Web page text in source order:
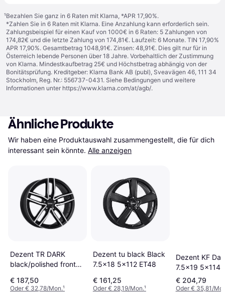
¹Bezahlen Sie ganz in 6 Raten mit Klarna, *APR 17,90%.
*Zahlen Sie in 6 Raten mit Klarna. Eine Anzahlung kann erforderlich sein.
Zahlungsbeispiel für einen Kauf von 1000€ in 6 Raten: 5 Zahlungen von
174,82€ und die letzte Zahlung von 174,81€. Laufzeit: 6 Monate. TIN 17,90%
APR 17,90%. Gesamtbetrag 1048,91€. Zinsen: 48,91€. Dies gilt nur für in
Österreich lebende Personen über 18 Jahre. Vorbehaltlich der Zustimmung
von Klarna. Mindestkaufbetrag 25€ und Höchstbetrag abhängig von der
Bonitätsprüfung. Kreditgeber: Klarna Bank AB (publ), Sveavägen 46, 111 34
Stockholm, Reg. Nr.: 556737-0431. Siehe Bedingungen und weitere
Informationen unter https://www.klarna.com/at/agb/.
Ähnliche Produkte
Wir haben eine Produktauswahl zusammengestellt, die für dich
interessant sein könnte. Alle anzeigen
Dezent TR DARK
black/polished front
€ 187,50
Oder € 32,78/Mon.¹
Dezent tu black Black
7.5x18 5x112 ET48
€ 161,25
Oder € 28,19/Mon.¹
Dezent KF
7.5x19
MB67 1
€ 204,79
Oder € 35,81/